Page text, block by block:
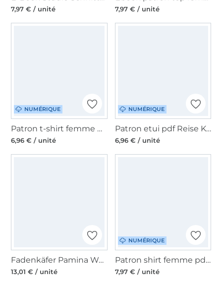
7,97 € / unité 7,97 € / unité
NUMÉRIQUE
Patron t-shirt femme pdf Fly Fadenkäfer, en allemand
6,96 € / unité
NUMÉRIQUE
Patron etui pdf Reise Karli Unikati, en allemand
6,96 € / unité
Fadenkäfer Pamina Women paper pattern, en allemand
13,01 € / unité
NUMÉRIQUE
Patron shirt femme pdf Studio Schnittreif Mme Tessa, en français
7,97 € / unité